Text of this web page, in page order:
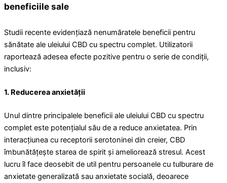
beneficiile sale
Studii recente evidențiază nenumăratele beneficii pentru
sănătate ale uleiului CBD cu spectru complet. Utilizatorii
raportează adesea efecte pozitive pentru o serie de condiții,
inclusiv:
1. Reducerea anxietății
Unul dintre principalele beneficii ale uleiului CBD cu spectru
complet este potențialul său de a reduce anxietatea. Prin
interacțiunea cu receptorii serotoninei din creier, CBD
îmbunătățește starea de spirit și ameliorează stresul. Acest
lucru îl face deosebit de util pentru persoanele cu tulburare de
anxietate generalizată sau anxietate socială, deoarece